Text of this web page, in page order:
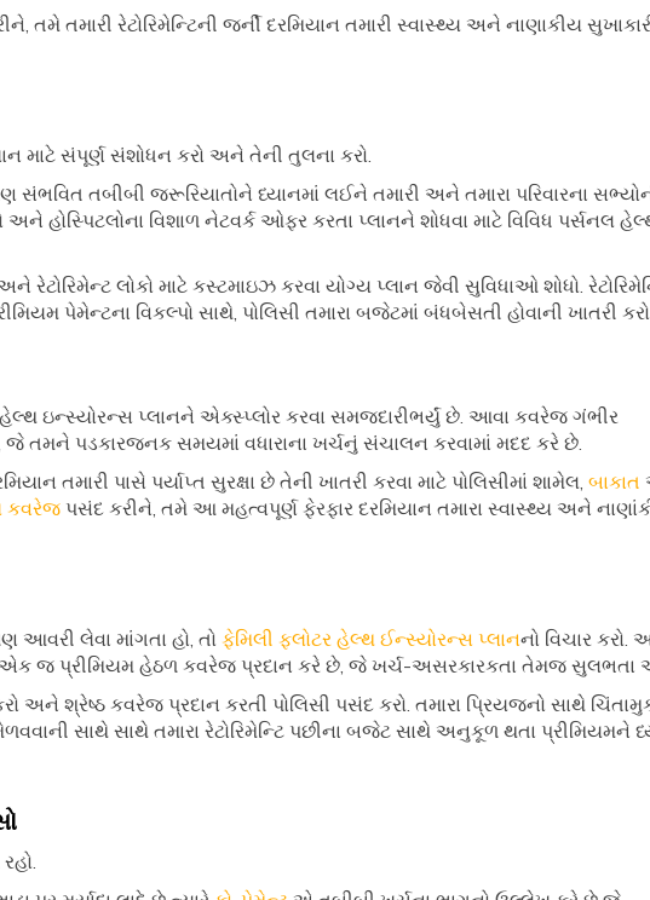
તમારી રેટોરિમેન્ટિની જર્ની દરમિયાન તમારી સ્વાસ્થ્ય અને નાણાકીય
માટે સંપૂર્ણ સંશોધન કરો અને તેની તુલના કરો.
સંભવિત તબીબી જરૂરિયાતોને ધ્યાનમાં લઈને તમારી અને તમારા પરિવારના
હોસ્પિટલોના વિશાળ નેટવર્ક ઓફર કરતા પ્લાનને શોધવા માટે વિવિધ પર્સનલ
રેટોરિમેન્ટ લોકો માટે કસ્ટમાઇઝ કરવા યોગ્ય પ્લાન જેવી સુવિધાઓ શોધો.
પેમેન્ટના વિકલ્પો સાથે, પોલિસી તમારા બજેટમાં બંધબેસતી હોવાની ખાતરી
ઇન્સ્યોરન્સ પ્લાનને એક્સ્પ્લોર કરવા સમજદારીભર્યું છે. આવા કવરેજ ગંભીર
તમને પડકારજનક સમયમાં વધારાના ખર્ચનું સંચાલન કરવામાં મદદ કરે છે.
તમારી પાસે પર્યાપ્ત સુરક્ષા છે તેની ખાતરી કરવા માટે પોલિસીમાં શામેલ, બાકાત
કવરેજ પસંદ કરીને, તમે આ મહત્વપૂર્ણ ફેરફાર દરમિયાન તમારા સ્વાસ્થ્ય અને
આવરી લેવા માંગતા હો, તો ફેમિલી ફ્લોટર હેલ્થ ઈન્સ્યોરન્સ પ્લાનનો વિચાર કરો.
એક જ પ્રીમિયમ હેઠળ કવરેજ પ્રદાન કરે છે, જે ખર્ચ-અસરકારકતા તેમજ સુલભતા
અને શ્રેષ્ઠ કવરેજ પ્રદાન કરતી પોલિસી પસંદ કરો. તમારા પ્રિયજનો સાથે
સાથે સાથે તમારા રેટોરિમેન્ટિ પછીના બજેટ સાથે અનુકૂળ થતા પ્રીમિયમને